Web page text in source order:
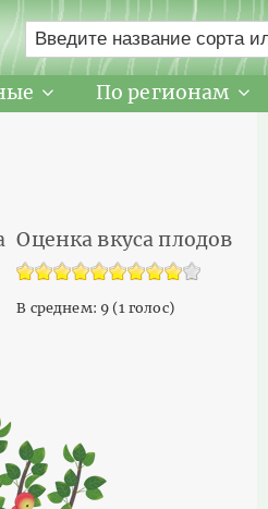
По регионам
Оценка вкуса плодов
В среднем: 9 (1 голос)